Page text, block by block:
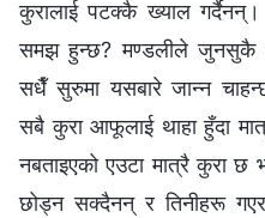
कुरालाई पटक्कै ख्याल
समझ हुन्छ? मण्डलीले जुनसुकै
सधैँ सुरुमा यसबारे जान्न
सबै कुरा आफूलाई थाहा हुँदा
नबताइएको एउटा मात्रै कुरा छ
छोड्न सक्दैनन् र तिनीहरू गएर